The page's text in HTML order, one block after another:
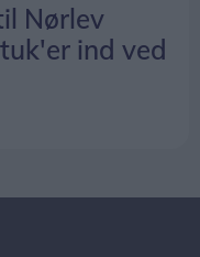
Nørlev
ind ved